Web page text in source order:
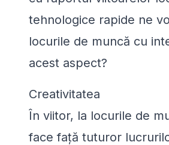
tehnologice rapide ne
locurile de muncă cu
acest aspect?
Creativitatea
În viitor, la locurile de
face față tuturor